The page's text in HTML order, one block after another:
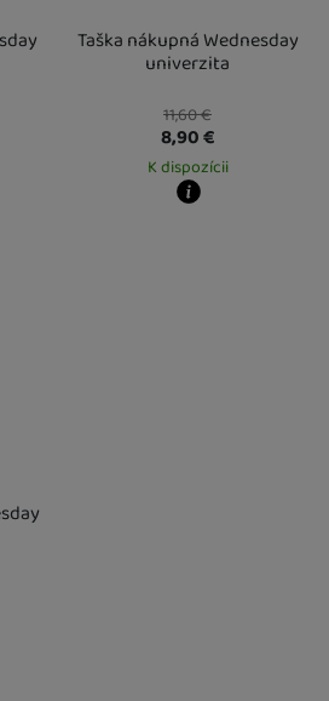
Taška nákupná Wednesday
univerzita
11,60€
8,90€
K dispozícii